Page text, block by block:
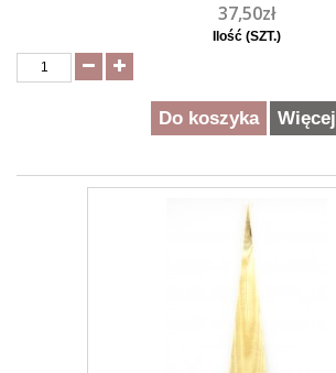
37,50zł
Ilość (SZT.)
Do koszyka Więcej